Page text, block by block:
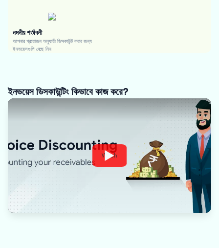
নমনীয় শর্তাবলী
আপনার প্রয়োজন অনুযায়ী ডিসকাউন্ট করার জন্য
ইনভয়েসগুলি বেছে নিন
ইনভয়েস ডিসকাউন্টিং কিভাবে কাজ করে?
Watch